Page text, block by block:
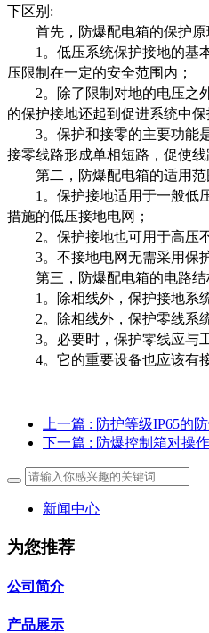
下区别:
首先，防爆配电箱的保护原
1。低压系统保护接地的基
压限制在一定的安全范围内；
2。除了限制对地的电压之
的保护接地还起到促进系统中保
3。保护和接零的主要功能
接零线路形成单相短路，促使线
第二，防爆配电箱的适用范
1。保护接地适用于一般低
措施的低压接地电网；
2。保护接地也可用于高压不
3。不接地电网无需采用保护
第三，防爆配电箱的电路结
1。除相线外，保护接地系统
2。除相线外，保护零线系统
3。必要时，保护零线应与工
4。它的重要设备也应该有接
上一篇 : 防护等级IP65的
下一篇 : 防爆控制箱对操
新闻中心
为您推荐
公司简介
产品展示